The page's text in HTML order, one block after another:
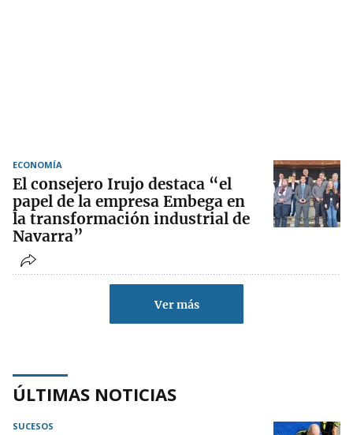
ECONOMÍA
El consejero Irujo destaca “el
papel de la empresa Embega en
la transformación industrial de
Navarra”
Ver más
ÚLTIMAS NOTICIAS
SUCESOS